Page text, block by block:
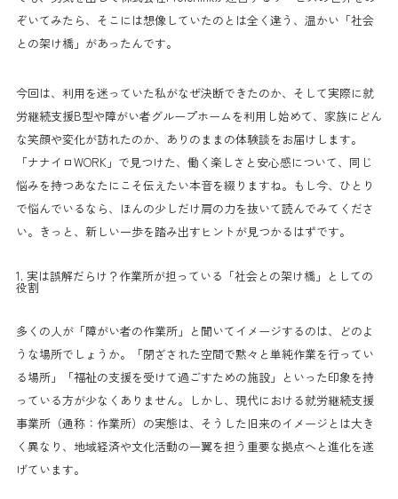
ぞいてみたら、そこには想像していたのとは全く違う、温かい「社会
との架け橋」があったんです。
今回は、利用を迷っていた私がなぜ決断できたのか、そして実際に就
労継続支援B型や障がい者グループホームを利用し始めて、家族にどん
な笑顔や変化が訪れたのか、ありのままの体験談をお届けします。
「ナナイロWORK」で見つけた、働く楽しさと安心感について、同じ
悩みを持つあなたにこそ伝えたい本音を綴りますね。もし今、ひとり
で悩んでいるなら、ほんの少しだけ肩の力を抜いて読んでみてくださ
い。きっと、新しい一歩を踏み出すヒントが見つかるはずです。
1. 実は誤解だらけ？作業所が担っている「社会との架け橋」としての
役割
多くの人が「障がい者の作業所」と聞いてイメージするのは、どのよ
うな場所でしょうか。「閉ざされた空間で黙々と単純作業を行ってい
る場所」「福祉の支援を受けて過ごすための施設」といった印象を持
っている方が少なくありません。しかし、現代における就労継続支援
事業所（通称：作業所）の実態は、そうした旧来のイメージとは大き
く異なり、地域経済や文化活動の一翼を担う重要な拠点へと進化を遂
げています。